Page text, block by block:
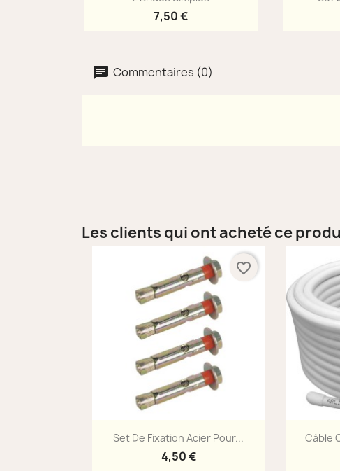
7,50 €
Commentaires (0)
Les clients qui ont acheté ce
 Aperçu rapide
Set De Fixation Acier Pour...
4,50 €
favorite_border
Câble